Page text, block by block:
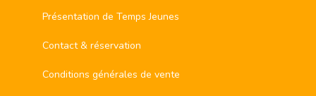
Présentation de Temps Jeunes
Contact & réservation
Conditions générales de vente